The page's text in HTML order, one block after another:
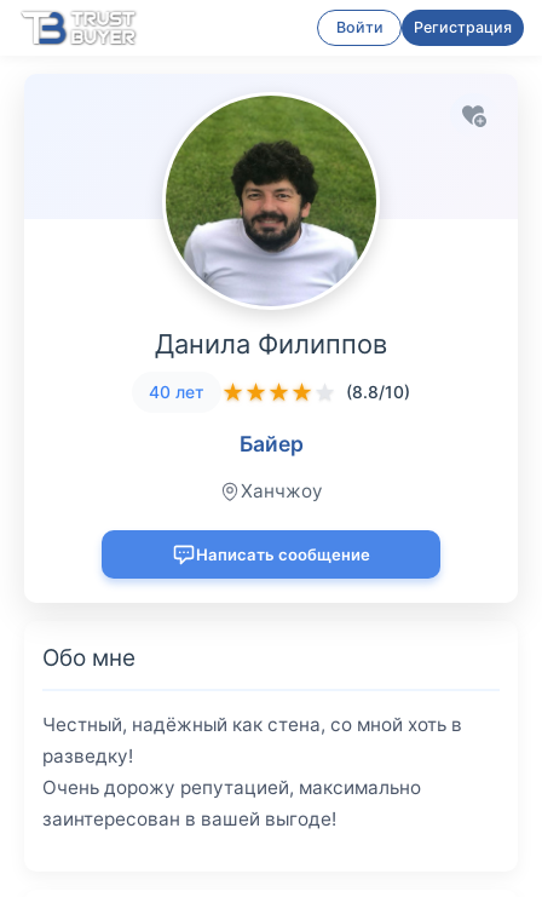
Войти Регистрация
Данила Филиппов
40 лет ★★★★ ★ (8.8/10)
Байер
Ханчжоу
Написать сообщение
Обо мне
Честный, надёжный как стена, со мной хоть в
разведку!
Очень дорожу репутацией, максимально
заинтересован в вашей выгоде!